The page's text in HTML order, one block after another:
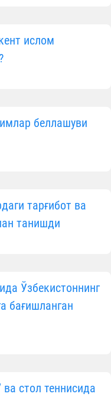
ислом
беллашуви
тарғибот ва
танишди
Ўзбекистоннинг
бағишланган
стол теннисида